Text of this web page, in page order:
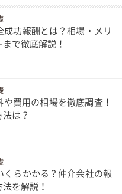
成功報酬とは？相場・メリ
で徹底解説！
費用の相場を徹底調査！
は？
くらかかる？仲介会社の報
を解説！